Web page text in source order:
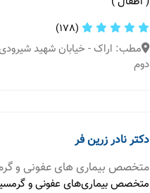
(178)
مطب: اراک - خیابان شهید
دوم
دکتر نادر زرین فر
متخصص بیماری های عفونی و
متخصص بیماری‌های عفونی و